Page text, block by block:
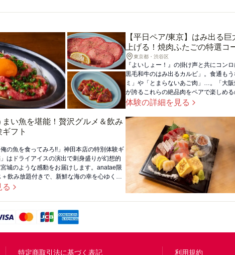
【平日ペア/東京】はみ出る
上げる！焼肉ふたごの特選コ
東京都・渋谷区
『よいしょー！』の掛け声と共にコン
黒毛和牛のはみ出るカルビ」。食通も
ミ」や「とまらないあご肉」…。「大阪
が誇るこれらの絶品肉をペアで楽しめ
選コース（東京の直営56店舗対象）」
で焼いてくれるお節介感も最高！記憶に
切な二人に笑顔を贈りませんか？
体験の詳細を見る
まい魚を堪能！贅沢グルメ＆飲み
フト
の魚を食ってみろ!!」神田本店の特別体験ギ
はドライアイスの演出で刺身盛りが幻想的
城のような感動をお届けします。anatae限
飲み放題付きで、新鮮な海の幸を心ゆくま
。握り寿司も通常より一貫多く、コストパ
は追加チケットが必要です。）
る
特定商取引法に基づく表記 利用規約